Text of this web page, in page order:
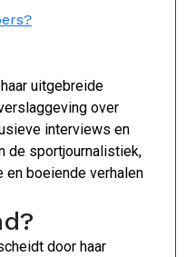
uitgebreide
over
interviews en
de sportjournalistiek,
boeiende verhalen
door haar